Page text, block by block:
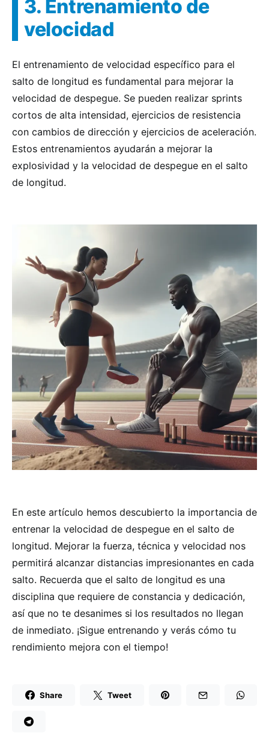
3. Entrenamiento de
velocidad
El entrenamiento de velocidad específico para el
salto de longitud es fundamental para mejorar la
velocidad de despegue. Se pueden realizar sprints
cortos de alta intensidad, ejercicios de resistencia
con cambios de dirección y ejercicios de aceleración.
Estos entrenamientos ayudarán a mejorar la
explosividad y la velocidad de despegue en el salto
de longitud.
En este artículo hemos descubierto la importancia de
entrenar la velocidad de despegue en el salto de
longitud. Mejorar la fuerza, técnica y velocidad nos
permitirá alcanzar distancias impresionantes en cada
salto. Recuerda que el salto de longitud es una
disciplina que requiere de constancia y dedicación,
así que no te desanimes si los resultados no llegan
de inmediato. ¡Sigue entrenando y verás cómo tu
rendimiento mejora con el tiempo!
Share Tweet